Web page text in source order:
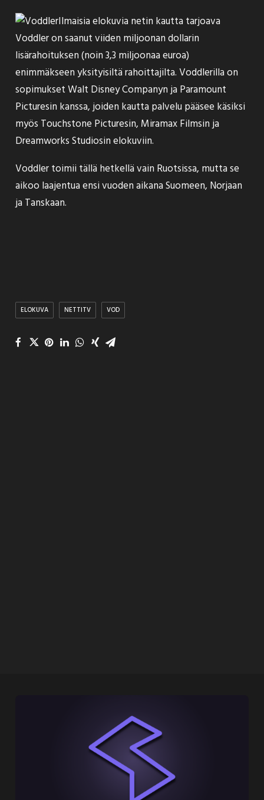
Ilmaisia elokuvia netin kautta tarjoava
Voddler on saanut viiden miljoonan dollarin
lisärahoituksen(noin 3,3 miljoonaa euroa)
enimmäkseen yksityisiltä rahoittajilta. Voddlerilla on
sopimukset Walt Disney Companyn ja Paramount
Picturesin kanssa, joiden kautta palvelu pääsee käsiksi
myös Touchstone Picturesin, Miramax Filmsin ja
Dreamworks Studiosin elokuviin.
Voddler toimii tällä hetkellä vain Ruotsissa, muttase
aikoo laajentua ensi vuoden aikana Suomeen, Norjaan
ja Tanskaan.
ELOKUVA NETTITV VOD